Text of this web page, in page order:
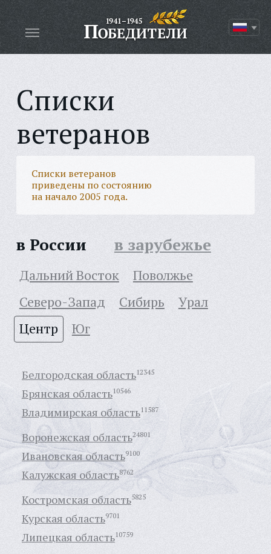
Списки
ветеранов
Списки ветеранов
приведены по состоянию
на начало 2005 года.
в России в зарубежье
Дальний Восток
Поволжье
Северо-Запад
Сибирь
Урал
Центр
Юг
Белгородская область12345
Брянская область10546
Владимирская область11587
Воронежская область24801
Ивановская область9100
Калужская область8762
Костромская область5825
Курская область9701
Липецкая область10759